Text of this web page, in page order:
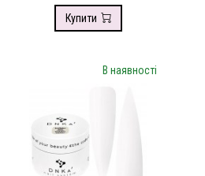
Купити
В наявності